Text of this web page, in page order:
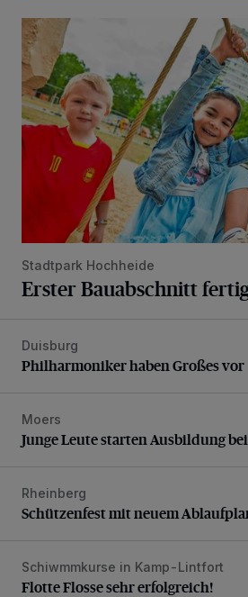
Erster Bauabschnitt fertig
Stadtpark Hochheide
Erster Bauabschnitt
Philharmoniker haben Großes vor
Duisburg
Philharmoniker haben Großes vor
Junge Leute starten Ausbildung bei
Moers
Junge Leute starten Ausbildung
Schützenfest mit neuem Ablaufplan
Rheinberg
Schützenfest mit neuem
Flotte Flosse sehr erfolgreich!
Schiwmmkurse in Kamp-Lintfort
Flotte Flosse sehr erfolgreich!